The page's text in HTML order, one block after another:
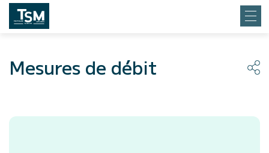
Mesures de débit